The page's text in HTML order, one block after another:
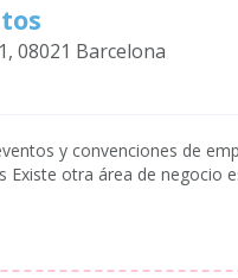
08021 Barcelona
y convenciones de
otra área de negocio